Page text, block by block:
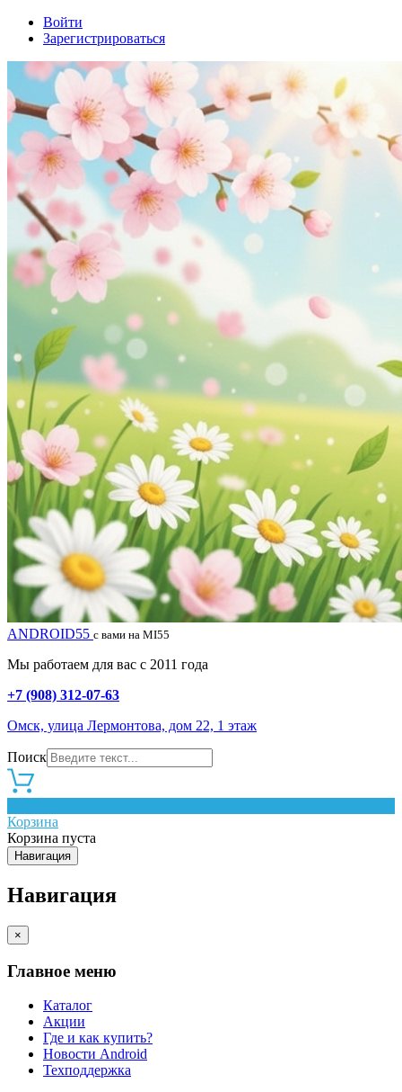
Войти
Зарегистрироваться
ANDROID55 с вами на MI55
Мы работаем для вас с 2011 года
+7 (908) 312-07-63
Омск, улица Лермонтова, дом 22, 1 этаж
Поиск
Корзина
Корзина пуста
Навигация
Навигация
×
Главное меню
Каталог
Акции
Где и как купить?
Новости Android
Техподдержка